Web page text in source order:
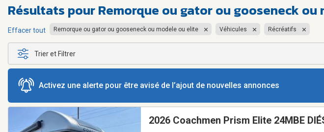
Résultats pourRemorque ou gator ou gooseneck
Effacer tout Remorque ou gator ou gooseneck ou modele ou elite Véhicules Récréatifs
Trier et Filtrer
Activez une alerte pour être avisé de l’ajout de nouvelles annonces
2026 Coachmen Prism Elite 24MBE